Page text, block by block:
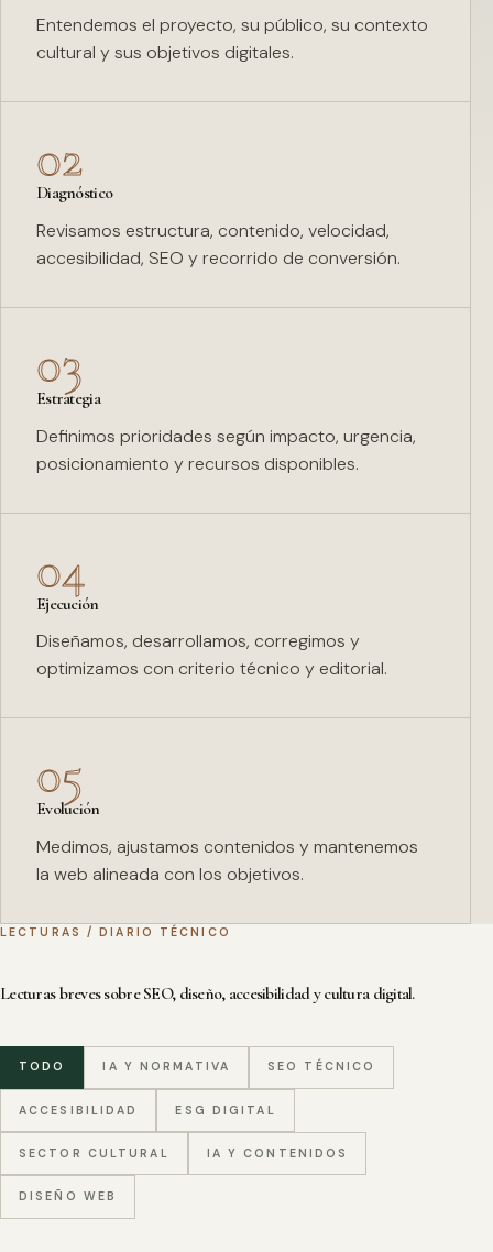
Entendemos el proyecto, su público, su contexto
cultural y sus objetivos digitales.
02
Diagnóstico
Revisamos estructura, contenido, velocidad,
accesibilidad, SEO y recorrido de conversión.
03
Estrategia
Definimos prioridades según impacto, urgencia,
posicionamiento y recursos disponibles.
04
Ejecución
Diseñamos, desarrollamos, corregimos y
optimizamos con criterio técnico y editorial.
05
Evolución
Medimos, ajustamos contenidos y mantenemos
la web alineada con los objetivos.
LECTURAS / DIARIO TÉCNICO
Lecturas breves sobre SEO, diseño, accesibilidad y cultura digital.
TODO IA Y NORMATIVA SEO TÉCNICO
ACCESIBILIDAD ESG DIGITAL
SECTOR CULTURAL IA Y CONTENIDOS
DISEÑO WEB